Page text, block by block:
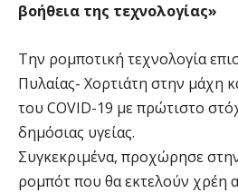
βοήθεια της τεχνολογίας»
Την ρομποτική τεχνολογία
Πυλαίας- Χορτιάτη στην μάχη
του COVID-19 με πρώτιστο
δημόσιας υγείας.
Συγκεκριμένα, προχώρησε
ρομπότ που θα εκτελούν χρέη